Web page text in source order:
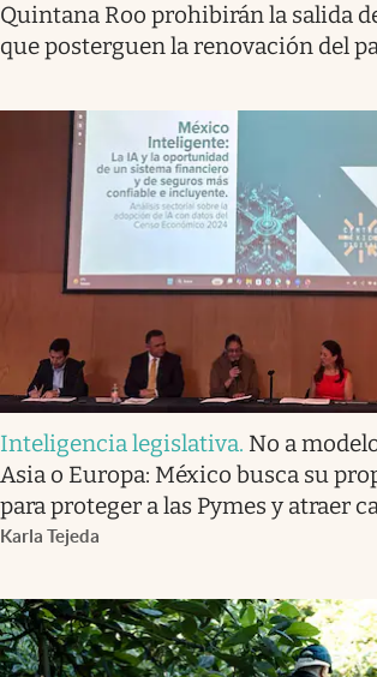
Quintana Roo prohibirán la salida
que posterguen la renovación del
Inteligencia legislativa. No a
Asia o Europa: México busca su
para proteger a las Pymes y atraer
Karla Tejeda